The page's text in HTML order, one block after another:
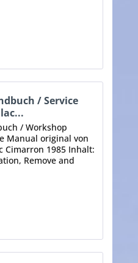
Weg zum eigenen
/ Service
/ Workshop
Manual original von
Cimarron 1985 Inhalt:
Remove and
Wheels,...